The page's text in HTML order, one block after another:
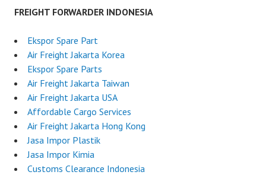
FREIGHT FORWARDER INDONESIA
Ekspor Spare Part
Air Freight Jakarta Korea
Ekspor Spare Parts
Air Freight Jakarta Taiwan
Air Freight Jakarta USA
Affordable Cargo Services
Air Freight Jakarta Hong Kong
Jasa Impor Plastik
Jasa Impor Kimia
Customs Clearance Indonesia